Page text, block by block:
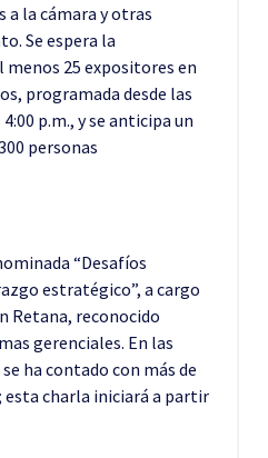
a la cámara y otras
Se espera la
25 expositores en
programada desde las
p.m., y se anticipa un
personas
“Desafíos
estratégico”, a cargo
Retana, reconocido
gerenciales. En las
ha contado con más de
charla iniciará a partir